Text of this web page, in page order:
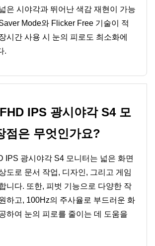
은 시야각과 뛰어난 색감 재현이 가능
Mode와 Flicker Free 기술이 적
시간 사용 시 눈의 피로도 최소화에
.
IPS 광시야각 S4 모
점은 무엇인가요?
IPS 광시야각 S4 모니터는 넓은 화면
도로 문서 작업, 디자인, 그리고 게임
니다. 또한, 피벗 기능으로 다양한 작
하고, 100Hz의 주사율로 부드러운 화
하여 눈의 피로를 줄이는 데 도움을